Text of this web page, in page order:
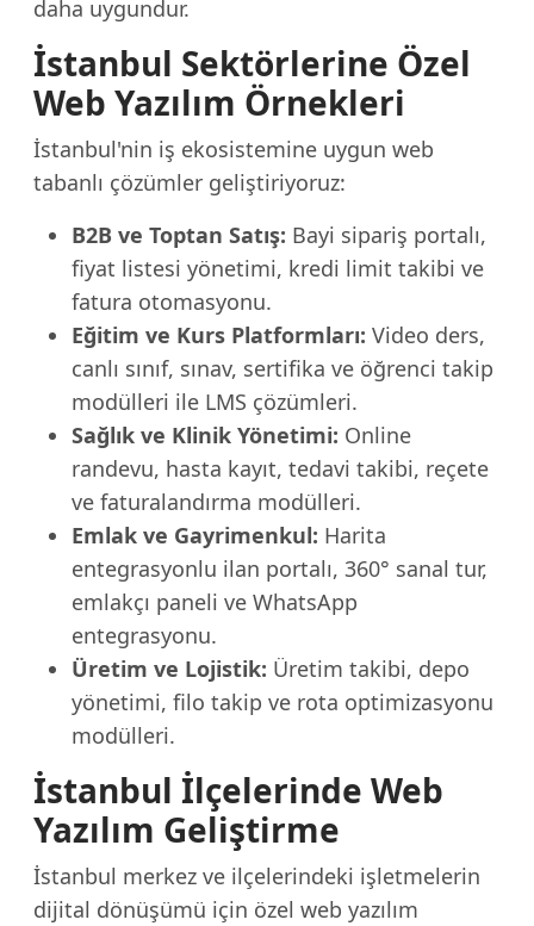
daha uygundur.
İstanbul Sektörlerine Özel
Web Yazılım Örnekleri
İstanbul'nin iş ekosistemine uygun web
tabanlı çözümler geliştiriyoruz:
B2B ve Toptan Satış: Bayi sipariş portalı,
fiyat listesi yönetimi, kredi limit takibi ve
fatura otomasyonu.
Eğitim ve Kurs Platformları: Video ders,
canlı sınıf, sınav, sertifika ve öğrenci takip
modülleri ile LMS çözümleri.
Sağlık ve Klinik Yönetimi: Online
randevu, hasta kayıt, tedavi takibi, reçete
ve faturalandırma modülleri.
Emlak ve Gayrimenkul: Harita
entegrasyonlu ilan portalı, 360° sanal tur,
emlakçı paneli ve WhatsApp
entegrasyonu.
Üretim ve Lojistik: Üretim takibi, depo
yönetimi, filo takip ve rota optimizasyonu
modülleri.
İstanbul İlçelerinde Web
Yazılım Geliştirme
İstanbul merkez ve ilçelerindeki işletmelerin
dijital dönüşümü için özel web yazılım